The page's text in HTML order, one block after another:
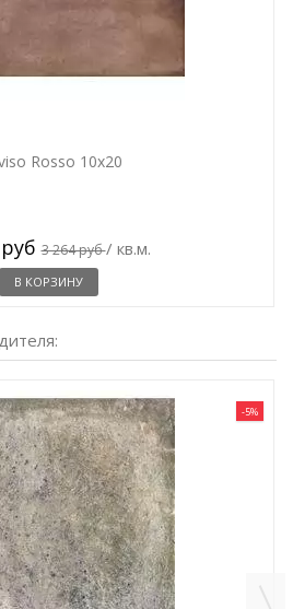
Rosso 10x20
руб3 264 руб/ кв.м.
В КОРЗИНУ
-5%